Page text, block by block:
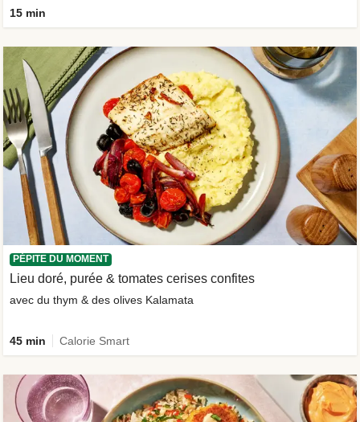
15 min
PÉPITE DU MOMENT
Lieu doré, purée & tomates cerises confites
avec du thym & des olives Kalamata
45 min Calorie Smart